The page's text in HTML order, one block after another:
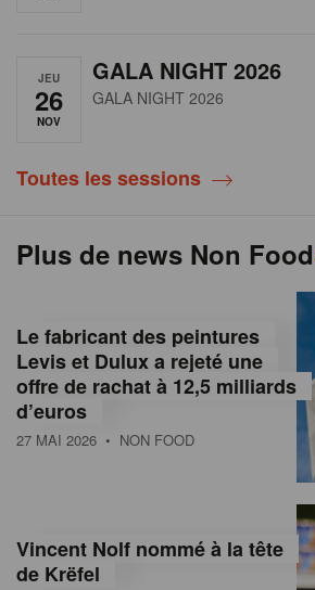
JEU
26
NOV
GALA NIGHT 2026
GALA NIGHT 2026
Toutes les sessions
Plus de news Non Food
Le fabricant des peintures
Levis et Dulux a rejeté une
offre de rachat à 12,5 milliards
d’euros
27 MAI 2026 • NON FOOD
Vincent Nolf nommé à la tête
de Krëfel